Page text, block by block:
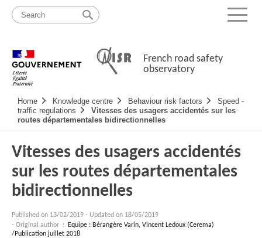
content
map
Menu
French road safety
observatory
Navigation
principale
Home Knowledge centre Behaviour risk factors
Speed -
traffic regulations
Vitesses des usagers accidentés sur les
routes départementales bidirectionnelles
Vitesses des usagers accidentés
sur les routes départementales
bidirectionnelles
Published on 13/02/2019 - Updated on 18/05/2019
- Original author :
Equipe : Bérangère Varin, Vincent Ledoux (Cerema)
/Publication juillet 2018